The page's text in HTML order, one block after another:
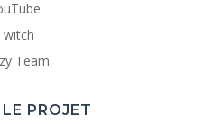
Team
PROJET